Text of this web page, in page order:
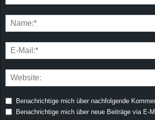
Benachrichtige mich über nachfolgende
Benachrichtige mich über neue Beiträge via E-